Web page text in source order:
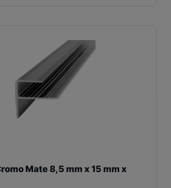
Mate 8,5 mm x 15 mm x